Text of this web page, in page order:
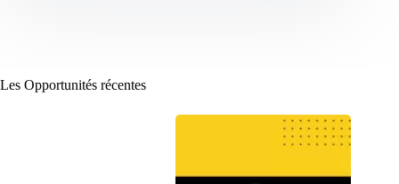
Les Opportunités récentes